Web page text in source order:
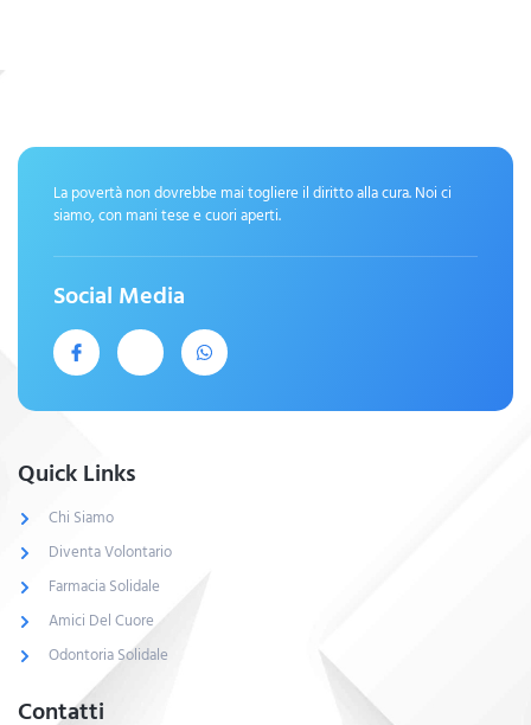
La povertà non dovrebbe mai togliere il diritto alla cura. Noi ci
siamo, con mani tese e cuori aperti.
Social Media
Quick Links
Chi Siamo
Diventa Volontario
Farmacia Solidale
Amici Del Cuore
Odontoria Solidale
Contatti